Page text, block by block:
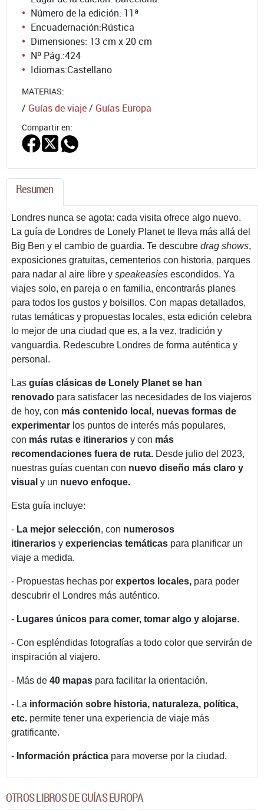
Número de la edición: 11ª
Encuadernación:Rústica
Dimensiones: 13 cm x 20 cm
Nº Pág.:424
Idiomas:Castellano
MATERIAS:
/ Guías de viaje/ Guías Europa
Compartir en:
Resumen
Londres nunca se agota: cada visita ofrece algo nuevo.
La guía de Londres de Lonely Planet te lleva más allá del
Big Ben y el cambio de guardia. Te descubre drag shows,
exposiciones gratuitas, cementerios con historia, parques
para nadar al aire libre y speakeasies escondidos. Ya
viajes solo, en pareja o en familia, encontrarás planes
para todos los gustos y bolsillos. Con mapas detallados,
rutas temáticas y propuestas locales, esta edición celebra
lo mejor de una ciudad que es, a la vez, tradición y
vanguardia. Redescubre Londres de forma auténtica y
personal.
Las guías clásicas de Lonely Planet se han
renovado para satisfacer las necesidades de los viajeros
de hoy, con más contenido local, nuevas formas de
experimentar los puntos de interés más populares,
con más rutas e itinerarios y con más
recomendaciones fuera de ruta. Desde julio del 2023,
nuestras guías cuentan con nuevo diseño más claro y
visual y un nuevo enfoque.
Esta guía incluye:
- La mejor selección, con numerosos
itinerarios y experiencias temáticas para planificar un
viaje a medida.
- Propuestas hechas por expertos locales, para poder
descubrir el Londres más auténtico.
- Lugares únicos para comer, tomar algo y alojarse.
- Con espléndidas fotografías a todo color que servirán de
inspiración al viajero.
- Más de 40 mapas para facilitar la orientación.
- La información sobre historia, naturaleza, política,
etc. permite tener una experiencia de viaje más
gratificante.
- Información práctica para moverse por la ciudad.
OTROS LIBROS DE GUÍAS EUROPA